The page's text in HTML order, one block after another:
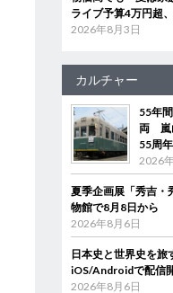
ライブ予算4万円超
2026年8月3日
カルチャー
55年
両 嵐
55周
2026
夏季企画展「秀吉
物館で8月8日から
2026年8月6日
日本史と世界史を旅
iOS/Androidで配信
2026年8月6日